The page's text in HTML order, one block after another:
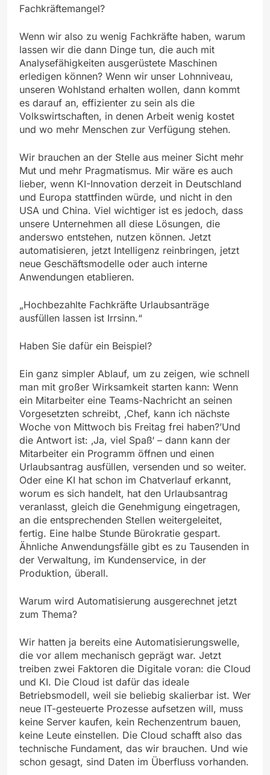
Fachkräftemangel?
Wenn wir also zu wenig Fachkräfte haben, warum
lassen wir die dann Dinge tun, die auch mit
Analysefähigkeiten ausgerüstete Maschinen
erledigen können? Wenn wir unser Lohnniveau,
unseren Wohlstand erhalten wollen, dann kommt
es darauf an, effizienter zu sein als die
Volkswirtschaften, in denen Arbeit wenig kostet
und wo mehr Menschen zur Verfügung stehen.
Wir brauchen an der Stelle aus meiner Sicht mehr
Mut und mehr Pragmatismus. Mir wäre es auch
lieber, wenn KI-Innovation derzeit in Deutschland
und Europa stattfinden würde, und nicht in den
USA und China. Viel wichtiger ist es jedoch, dass
unsere Unternehmen all diese Lösungen, die
anderswo entstehen, nutzen können. Jetzt
automatisieren, jetzt Intelligenz reinbringen, jetzt
neue Geschäftsmodelle oder auch interne
Anwendungen etablieren.
„Hochbezahlte Fachkräfte Urlaubsanträge
ausfüllen lassen ist Irrsinn.“
Haben Sie dafür ein Beispiel?
Ein ganz simpler Ablauf, um zu zeigen, wie schnell
man mit großer Wirksamkeit starten kann: Wenn
ein Mitarbeiter eine Teams-Nachricht an seinen
Vorgesetzten schreibt, ‚Chef, kann ich nächste
Woche von Mittwoch bis Freitag frei haben?’Und
die Antwort ist: ‚Ja, viel Spaß‘ – dann kann der
Mitarbeiter ein Programm öffnen und einen
Urlaubsantrag ausfüllen, versenden und so weiter.
Oder eine KI hat schon im Chatverlauf erkannt,
worum es sich handelt, hat den Urlaubsantrag
veranlasst, gleich die Genehmigung eingetragen,
an die entsprechenden Stellen weitergeleitet,
fertig. Eine halbe Stunde Bürokratie gespart.
Ähnliche Anwendungsfälle gibt es zu Tausenden in
der Verwaltung, im Kundenservice, in der
Produktion, überall.
Warum wird Automatisierung ausgerechnet jetzt
zum Thema?
Wir hatten ja bereits eine Automatisierungswelle,
die vor allem mechanisch geprägt war. Jetzt
treiben zwei Faktoren die Digitale voran: die Cloud
und KI. Die Cloud ist dafür das ideale
Betriebsmodell, weil sie beliebig skalierbar ist. Wer
neue IT-gesteuerte Prozesse aufsetzen will, muss
keine Server kaufen, kein Rechenzentrum bauen,
keine Leute einstellen. Die Cloud schafft also das
technische Fundament, das wir brauchen. Und wie
schon gesagt, sind Daten im Überfluss vorhanden.